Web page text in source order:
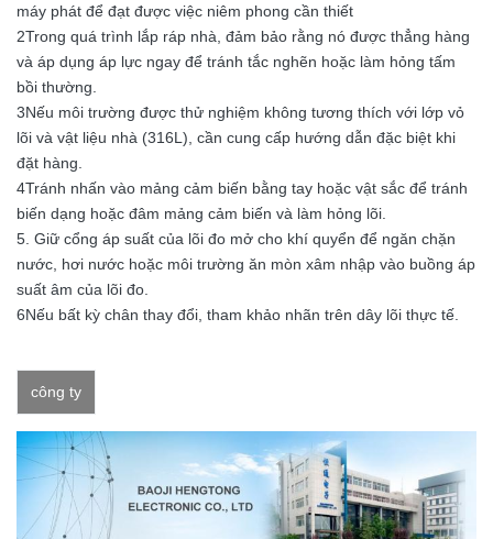
máy phát để đạt được việc niêm phong cần thiết
2Trong quá trình lắp ráp nhà, đảm bảo rằng nó được thẳng hàng
và áp dụng áp lực ngay để tránh tắc nghẽn hoặc làm hỏng tấm
bồi thường.
3Nếu môi trường được thử nghiệm không tương thích với lớp vỏ
lõi và vật liệu nhà (316L), cần cung cấp hướng dẫn đặc biệt khi
đặt hàng.
4Tránh nhấn vào mảng cảm biến bằng tay hoặc vật sắc để tránh
biến dạng hoặc đâm mảng cảm biến và làm hỏng lõi.
5. Giữ cổng áp suất của lõi đo mở cho khí quyển để ngăn chặn
nước, hơi nước hoặc môi trường ăn mòn xâm nhập vào buồng áp
suất âm của lõi đo.
6Nếu bất kỳ chân thay đổi, tham khảo nhãn trên dây lõi thực tế.
công ty